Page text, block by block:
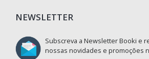
NEWSLETTER
Subscreva a Newsletter Booki e
nossas novidades e promoções